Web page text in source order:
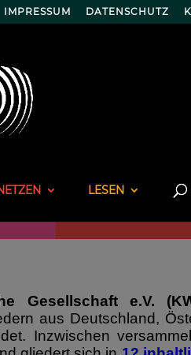
IMPRESSUM DATENSCHUTZ
LESEN
Gesellschaft e.V.
aus Deutschland,
Inzwischen